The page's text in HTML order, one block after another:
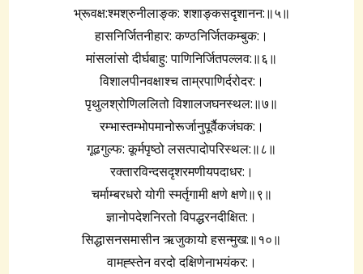
भ्रूवक्ष:श्मश्रुनीलाङ्क: शशाङ्कसदृशानन:॥५॥
हासनिर्जितनीहार: कण्ठनिर्जितकम्बुक:।
मांसलांसो दीर्घबाहु: पाणिनिर्जितपल्लव:॥६॥
विशालपीनवक्षाश्च ताम्रपाणिर्दरोदर:।
पृथुलश्रोणिललितो विशालजघनस्थल:॥७॥
रम्भास्तम्भोपमानोरूर्जानुपूर्वैकजंघक:।
गूढगुल्फ: कूर्मपृष्ठो लसत्पादोपरिस्थल:॥८॥
रक्तारविन्दसदृशरमणीयपदाधर:।
चर्माम्बरधरो योगी स्मर्तृगामी क्षणे क्षणे॥९॥
ज्ञानोपदेशनिरतो विपद्धरनदीक्षित:।
सिद्धासनसमासीन ऋजुकायो हसन्मुख:॥१०॥
वामह्स्तेन वरदो दक्षिणेनाभयंकर:।